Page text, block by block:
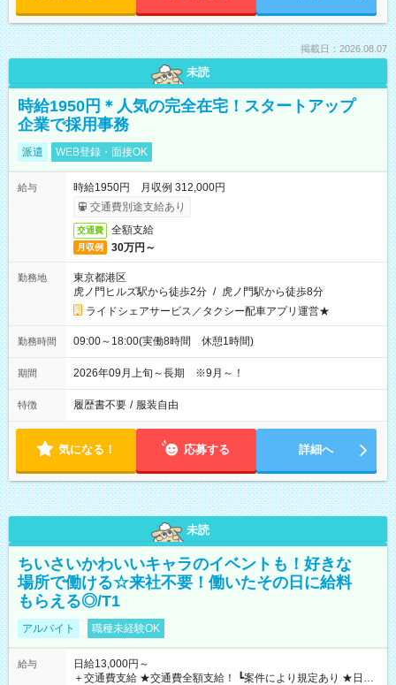
掲載日：2026.08.07
未読
時給1950円＊人気の完全在宅！スタートアップ
企業で採用事務
派遣 WEB登録・面接OK
給与
時給1950円 月収例 312,000円
交通費別途支給あり
交通費 全額支給
月収例 30万円～
勤務地
東京都港区
虎ノ門ヒルズ駅から徒歩2分 / 虎ノ門駅から徒歩8分
ライドシェアサービス／タクシー配車アプリ運営★
勤務時間 09:00～18:00(実働8時間 休憩1時間)
期間 2026年09月上旬～長期 ※9月～！
特徴 履歴書不要 / 服装自由
気になる！ 応募する 詳細へ
未読
ちいさいかわいいキャラのイベントも！好きな
場所で働ける☆来社不要！働いたその日に給料
もらえる◎/T1
アルバイト 職種未経験OK
給与
日給13,000円～
＋交通費支給 ★交通費全額支給！ ┗案件により規定あり ★日払